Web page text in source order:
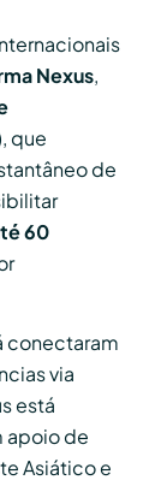
Nexus,
, que
de
60
conectaram
via
está
apoio de
Asiático e